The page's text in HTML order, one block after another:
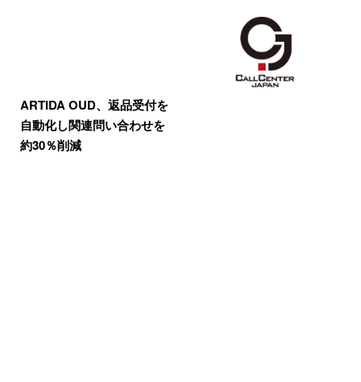
ARTIDA OUD、返品受付を
自動化し関連問い合わせを
約30％削減